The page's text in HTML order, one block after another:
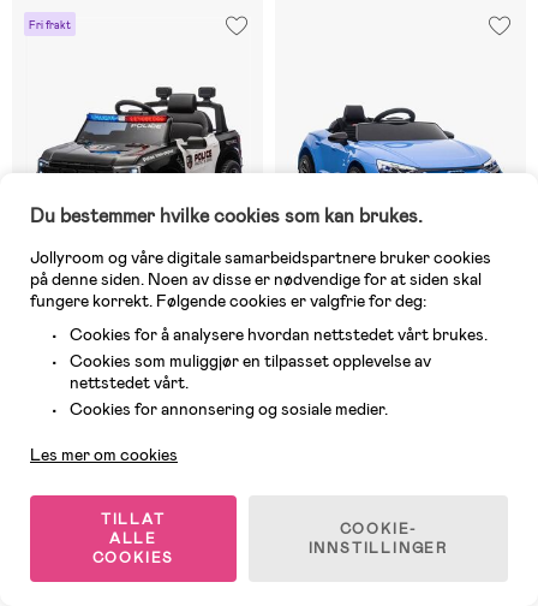
Fri frakt
Midlertidig utsolgt
Ford Ranger Wildtrack Politi
Midlertidig utsolgt
Veldig høy lyd så barnet blir
redd. Ønsker en knapp som
du kan stille ned lyden på.
Bilen spinner på gress
(11)
Audi RS e-tron GT Elbil med
Veil. Pris: 2 779 kr
Du bestemmer hvilke cookies som kan brukes.
Jollyroom og våre digitale samarbeidspartnere bruker cookies
på denne siden. Noen av disse er nødvendige for at siden skal
fungere korrekt. Følgende cookies er valgfrie for deg:
Cookies for å analysere hvordan nettstedet vårt brukes.
Cookies som muliggjør en tilpasset opplevelse av
nettstedet vårt.
Cookies for annonsering og sosiale medier.
Les mer om cookies
TILLAT
ALLE
COOKIES
COOKIE-
INNSTILLINGER